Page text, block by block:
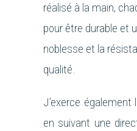
réalisé à la main,
pour être durable et
noblesse et la
qualité.
J’exerce
en suivant une